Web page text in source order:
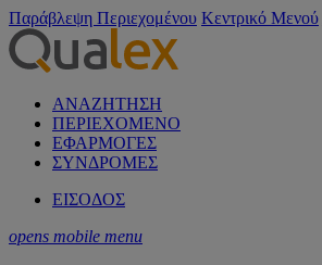
Παράβλεψη Περιεχομένου Κεντρικό Μενού
ΑΝΑΖΗΤΗΣΗ
ΠΕΡΙΕΧΟΜΕΝΟ
ΕΦΑΡΜΟΓΕΣ
ΣΥΝΔΡΟΜΕΣ
ΕΙΣΟΔΟΣ
opens mobile menu